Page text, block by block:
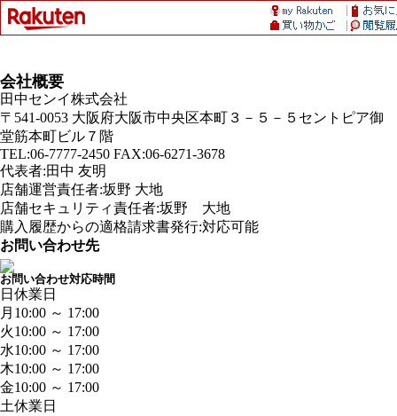
会社概要
田中センイ株式会社
〒541-0053 大阪府大阪市中央区本町３－５－５セントピア御
堂筋本町ビル７階
TEL:06-7777-2450 FAX:06-6271-3678
代表者:田中 友明
店舗運営責任者:坂野 大地
店舗セキュリティ責任者:坂野 大地
購入履歴からの適格請求書発行:対応可能
お問い合わせ先
お問い合わせ対応時間
日 休業日
月 10:00 ～ 17:00
火10:00 ～ 17:00
水10:00 ～ 17:00
木10:00 ～ 17:00
金10:00 ～ 17:00
土休業日